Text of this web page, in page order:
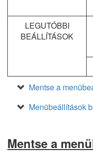
LEGUTÓBBI
BEÁLLÍTÁSOK
Mentse a
Menübeállítások
Mentse a